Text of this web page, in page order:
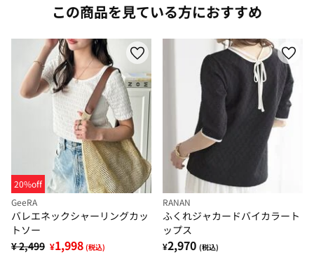
この商品を見ている方におすすめ
20%off
GeeRA
バレエネックシャーリングカッ
トソー
¥ 2,499 ¥1,998 (税込)
RANAN
ふくれジャカードバイカラート
ップス
¥2,970 (税込)